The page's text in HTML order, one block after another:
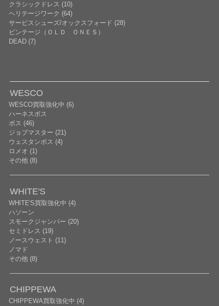
クラシックドレス (10)
ヘリテージワーク (64)
サービスシューズ/オックスフォード (28)
ビンテージ（ＯＬＤ ＯＮＥＳ）
DEAD (7)
WESCO
WESCO買取強化中 (6)
ハーネスボス
ボス (46)
ジョブマスター (21)
ウェスタンボス (4)
ロメオ (1)
その他 (8)
WHITE'S
WHITE'S買取強化中 (4)
ハソーン
スモークジャンパー (20)
セミドレス (19)
ノースウェスト (11)
ノマド
その他 (8)
CHIPPEWA
CHIPPEWA買取強化中 (4)